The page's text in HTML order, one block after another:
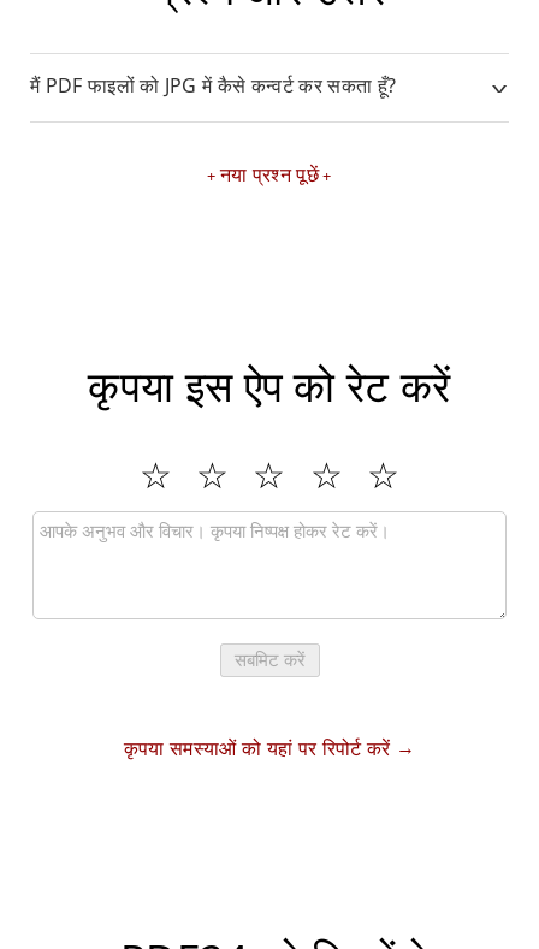
मैं PDF फाइलों को JPG में कैसे कन्वर्ट कर सकता हूँ?
नया प्रश्न पूछें
कृपया इस ऐप को रेट करें
सबमिट करें
कृपया समस्याओं को यहां पर रिपोर्ट करें